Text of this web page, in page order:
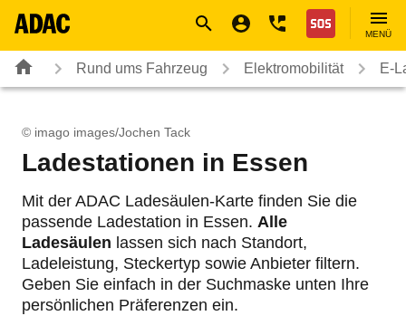
Nothilfe
MENÜ
Rund ums Fahrzeug Elektromobilität E-
© imago images/Jochen Tack
Ladestationen in Essen
Mit der ADAC Ladesäulen-Karte finden Sie die
passende Ladestation in Essen. Alle
Ladesäulen lassen sich nach Standort,
Ladeleistung, Steckertyp sowie Anbieter filtern.
Geben Sie einfach in der Suchmaske unten Ihre
persönlichen Präferenzen ein.